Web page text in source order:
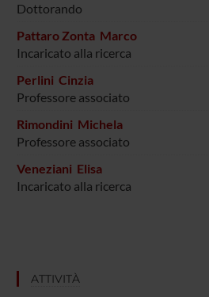
Dottorando
Pattaro Zonta Marco
Incaricato alla ricerca
Perlini Cinzia
Professore associato
Rimondini Michela
Professore associato
Veneziani Elisa
Incaricato alla ricerca
ATTIVITÀ